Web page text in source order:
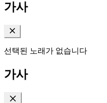
가사
선택된 노래가 없습니다
가사